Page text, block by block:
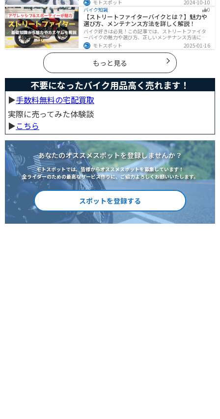
ーンの選び方にはコツがあります。この記事を読めば、
自分に合った賢い選択をすることが可能です。
モトスポット
2024-10-10
バイク知識
0
【ストリートファイターバイクとは？】魅力や
選び方、メンテナンス方法を詳しく解説！
バイク好きは必見！この記事では、ストリートファイタ
ーバイクの魅力や選び方、正しいメンテナンス方法につ
いて解説しています。実はストリートファイターバイク
は、個性的なデザインと高い走行性能が魅力です。この
記事を読めば、ストリートファイターバイクの魅力がわ
かります。
モトスポット 2025-01-16
もっと見る
不要になったバイク用品高く売れます！
▶︎手数料無料の宅配買取
実際に売ってみた体験談
▶︎こちら
あなたのオススメスポットを登録しませんか？
モトスポットでは、皆様からオススメスポットを募集しています！
全ライダーのための最高なサービス作りに、ご協力よろしくお願いいたします。
スポットを登録する